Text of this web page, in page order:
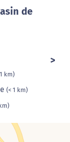
de
km)
(< 1 km)